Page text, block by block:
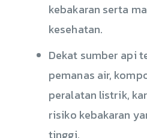
kebakaran serta
kesehatan.
Dekat sumber api
pemanas air,
peralatan listrik,
risiko kebakaran
tinggi.